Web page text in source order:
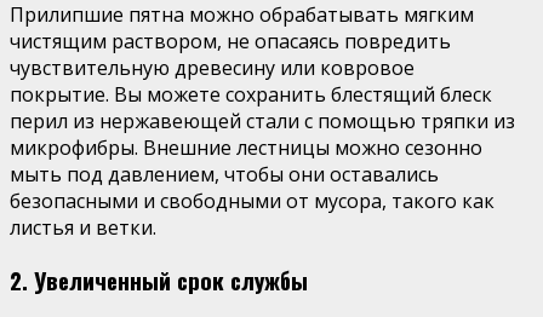
Прилипшие пятна можно обрабатывать мягким
чистящим раствором, не опасаясь повредить
чувствительную древесину или ковровое
покрытие. Вы можете сохранить блестящий блеск
перил из нержавеющей стали с помощью тряпки из
микрофибры. Внешние лестницы можно сезонно
мыть под давлением, чтобы они оставались
безопасными и свободными от мусора, такого как
листья и ветки.
2. Увеличенный срок службы